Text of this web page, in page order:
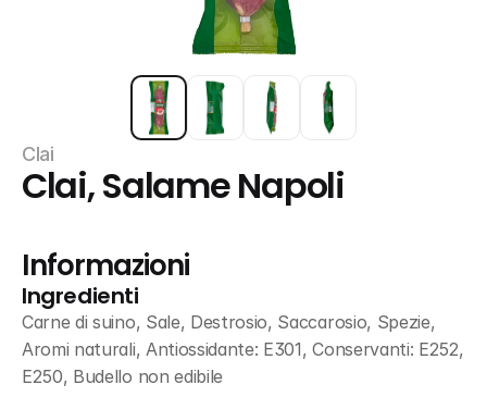
Clai
Clai, Salame Napoli
Informazioni
Ingredienti
Carne di suino, Sale, Destrosio, Saccarosio, Spezie,
Aromi naturali, Antiossidante: E301, Conservanti: E252,
E250, Budello non edibile